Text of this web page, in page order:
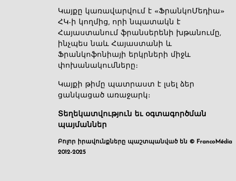
Կայքը կառավարվում է «ՖրանկոՄեդիա»
ՀԿ-ի կողմից, որի նպատակն է
Հայաստանում ֆրանսերենի խթանումը,
ինչպես նաև Հայաստանի և
Ֆրանկոֆոնիայի երկրների միջև
փոխանակումները։
Կայքի թիմը պատրաստ է լսել ձեր
ցանկացած առաջարկ։
Տեղեկատվություն եւ օգտագործման
պայմաններ
Բոլոր իրավունքները պաշտպանված են © FrancoMédia
2012-2025